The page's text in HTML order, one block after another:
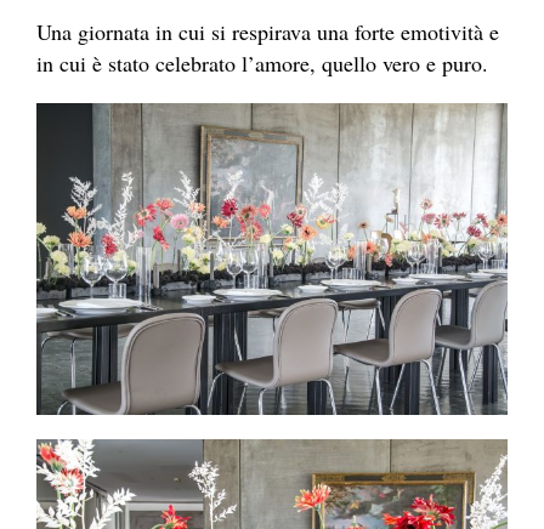
Una giornata in cui si respirava una forte emotività e
in cui è stato celebrato l’amore, quello vero e puro.